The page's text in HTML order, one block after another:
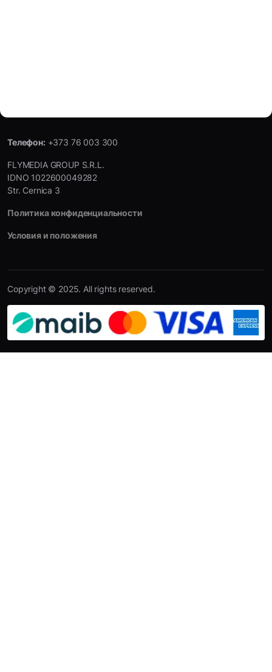
Телефон:+373 76 003 300
FLYMEDIA GROUP S.R.L.
IDNO 1022600049282
Str. Cernica 3
Политика конфиденциальности
Условия и положения
Copyright © 2025. All rights reserved.